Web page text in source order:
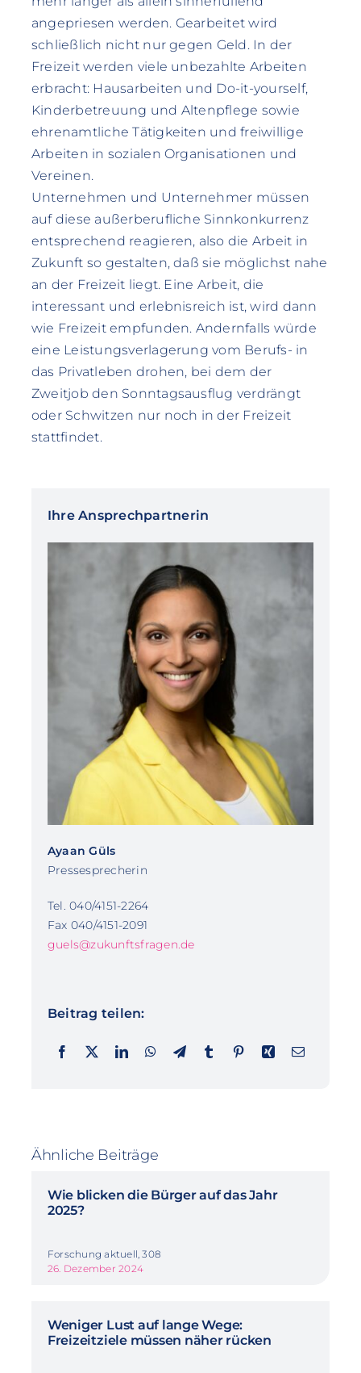
angepriesen werden. Gearbeitet wird
schließlich nicht nur gegen Geld. In der
Freizeit werden viele unbezahlte Arbeiten
erbracht: Hausarbeiten und Do-it-yourself,
Kinderbetreuung und Altenpflege sowie
ehrenamtliche Tätigkeiten und freiwillige
Arbeiten in sozialen Organisationen und
Vereinen.
Unternehmen und Unternehmer müssen
auf diese außerberufliche Sinnkonkurrenz
entsprechend reagieren, also die Arbeit in
Zukunft so gestalten, daß sie möglichst nahe
an der Freizeit liegt. Eine Arbeit, die
interessant und erlebnisreich ist, wird dann
wie Freizeit empfunden. Andernfalls würde
eine Leistungsverlagerung vom Berufs- in
das Privatleben drohen, bei dem der
Zweitjob den Sonntagsausflug verdrängt
oder Schwitzen nur noch in der Freizeit
stattfindet.
Ihre Ansprechpartnerin
Ayaan Güls
Pressesprecherin
Tel. 040/4151-2264
Fax 040/4151-2091
guels@zukunftsfragen.de
Beitrag teilen:
Ähnliche Beiträge
Wie blicken die Bürger auf das Jahr
2025?
Forschung aktuell, 308
26. Dezember 2024
Weniger Lust auf lange Wege:
Freizeitziele müssen näher rücken